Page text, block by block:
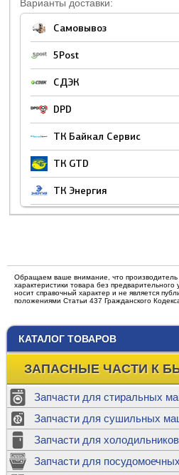
КАТАЛОГ ТОВАРОВ
ЗАПАСНЫЕ ЧАСТИ К
Запчасти для стиральных
Запчасти для сушильных
Запчасти для холодильников
Запчасти для
Варианты доставки:
Самовывоз
5Post
СДЭК
DPD
ТК Байкал Сервис
ТК GTD
ТК Энергия
Обращаем ваше внимание, что производитель
характеристики товара без
носит справочный характер и не является
положениями Статьи 437 Гражданского